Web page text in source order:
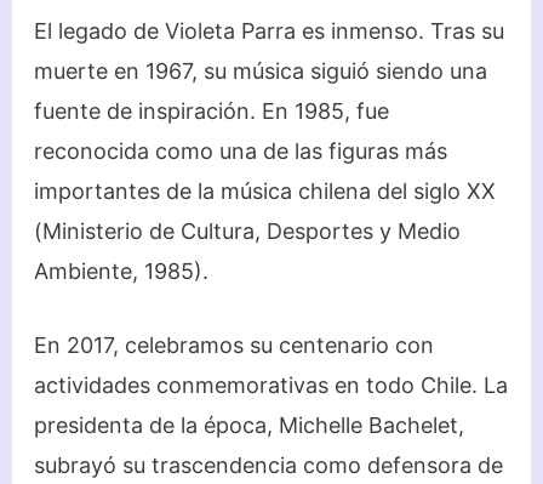
El legado de Violeta Parra es inmenso. Tras su
muerte en 1967, su música siguió siendo una
fuente de inspiración. En 1985, fue
reconocida como una de las figuras más
importantes de la música chilena del siglo XX
(Ministerio de Cultura, Desportes y Medio
Ambiente, 1985).
En 2017, celebramos su centenario con
actividades conmemorativas en todo Chile. La
presidenta de la época, Michelle Bachelet,
subrayó su trascendencia como defensora de